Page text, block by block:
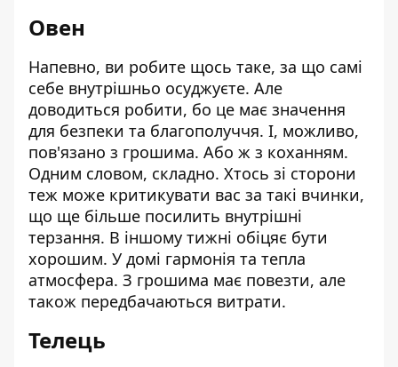
Овен
Напевно, ви робите щось таке, за що самі
себе внутрішньо осуджуєте. Але
доводиться робити, бо це має значення
для безпеки та благополуччя. І, можливо,
пов'язано з грошима. Або ж з коханням.
Одним словом, складно. Хтось зі сторони
теж може критикувати вас за такі вчинки,
що ще більше посилить внутрішні
терзання. В іншому тижні обіцяє бути
хорошим. У домі гармонія та тепла
атмосфера. З грошима має повезти, але
також передбачаються витрати.
Телець